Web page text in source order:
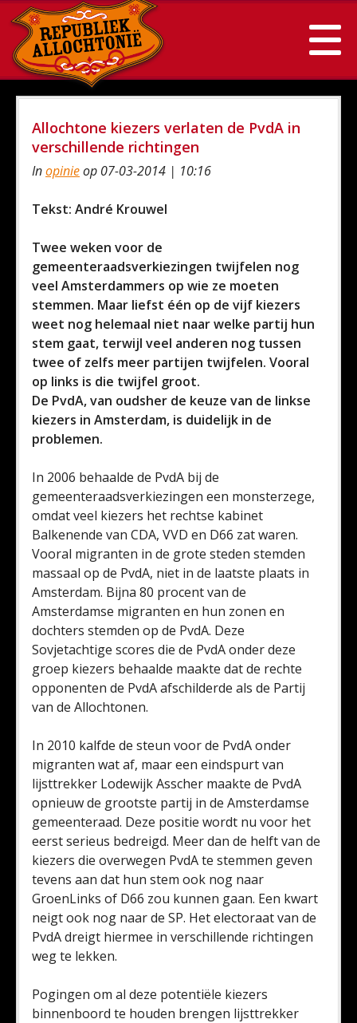
Allochtone kiezers verlaten de PvdA in
verschillende richtingen
Inopinieop 07-03-2014 | 10:16
Tekst: André Krouwel
Twee weken voor de
gemeenteraadsverkiezingen twijfelen nog
veel Amsterdammers op wie ze moeten
stemmen. Maar liefst één op de vijf kiezers
weet nog helemaal niet naar welke partij hun
stem gaat, terwijl veel anderen nog tussen
twee of zelfs meer partijen twijfelen. Vooral
op links is die twijfel groot.
De PvdA, van oudsher de keuze van de linkse
kiezers in Amsterdam, is duidelijk in de
problemen.
In 2006 behaalde de PvdA bij de
gemeenteraadsverkiezingen een monsterzege,
omdat veel kiezers het rechtse kabinet
Balkenende van CDA, VVD en D66 zat waren.
Vooral migranten in de grote steden stemden
massaal op de PvdA, niet in de laatste plaats in
Amsterdam. Bijna 80 procent van de
Amsterdamse migranten en hun zonen en
dochters stemden op de PvdA. Deze
Sovjetachtige scores die de PvdA onder deze
groep kiezers behaalde maakte dat de rechte
opponenten de PvdA afschilderde als de Partij
van de Allochtonen.
In 2010 kalfde de steun voor de PvdA onder
migranten wat af, maar een eindspurt van
lijsttrekker Lodewijk Asscher maakte de PvdA
opnieuw de grootste partij in de Amsterdamse
gemeenteraad. Deze positie wordt nu voor het
eerst serieus bedreigd. Meer dan de helft van de
kiezers die overwegen PvdA te stemmen geven
tevens aan dat hun stem ook nog naar
GroenLinks of D66 zou kunnen gaan. Een kwart
neigt ook nog naar de SP. Het electoraat van de
PvdA dreigt hiermee in verschillende richtingen
weg te lekken.
Pogingen om al deze potentiële kiezers
binnenboord te houden brengen lijsttrekker